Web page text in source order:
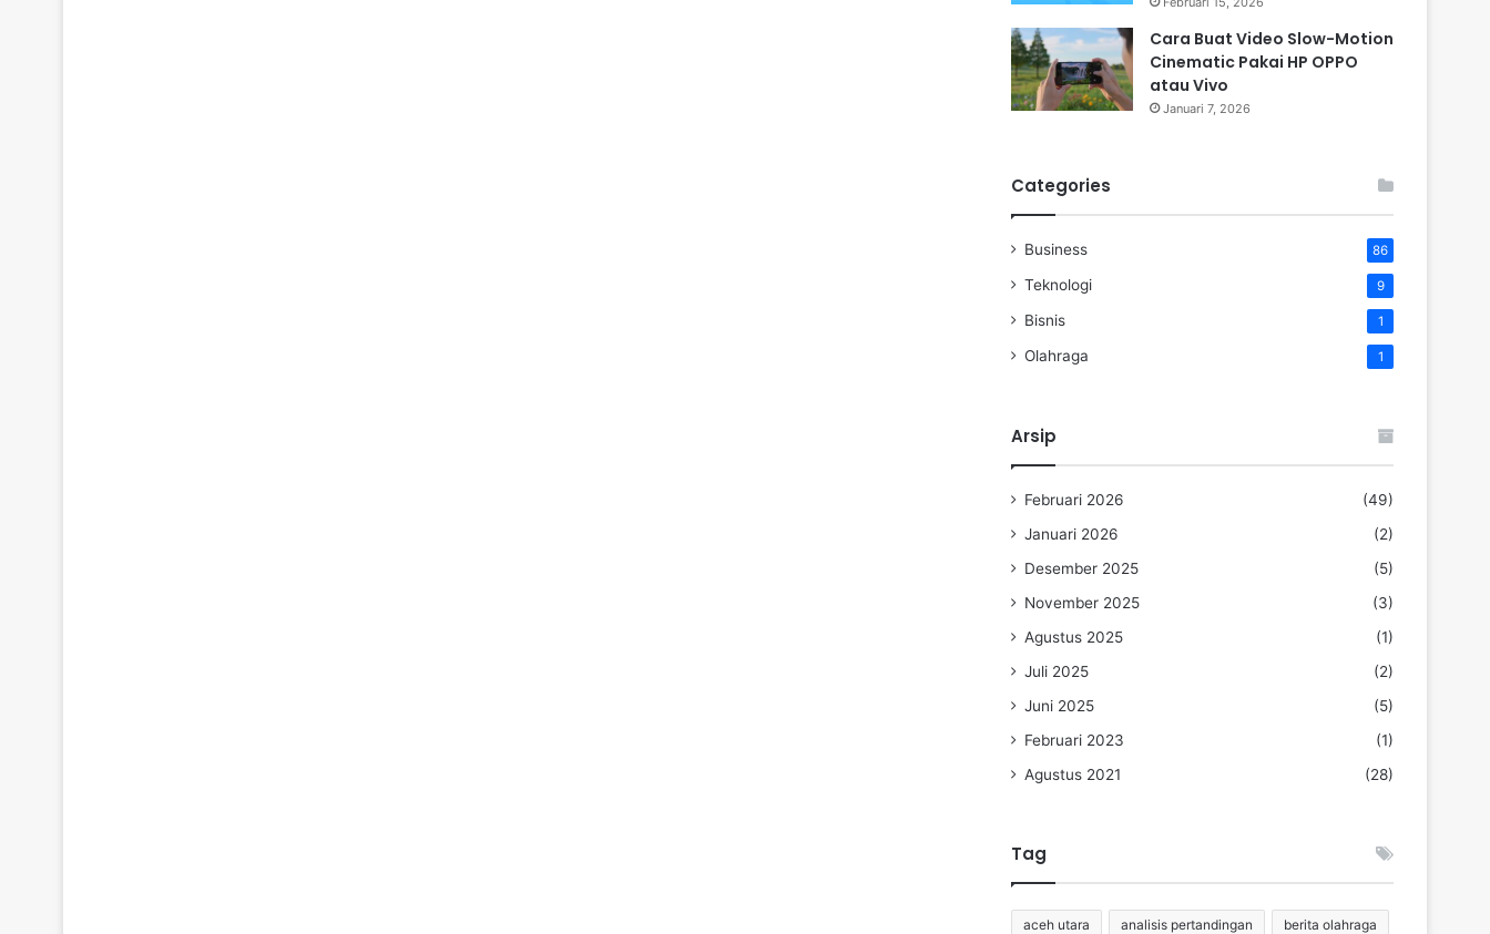
Cara Buat Video Slow-Motion
Cinematic Pakai HP OPPO
atau Vivo
Januari 7, 2026
Categories
Business 86
Teknologi 9
Bisnis 1
Olahraga 1
Arsip
Februari 2026
(49)
Januari 2026
(2)
Desember 2025
(5)
November 2025
(3)
Agustus 2025
(1)
Juli 2025
(2)
Juni 2025
(5)
Februari 2023
(1)
Agustus 2021
(28)
Tag
aceh utara analisis pertandingan berita olahraga